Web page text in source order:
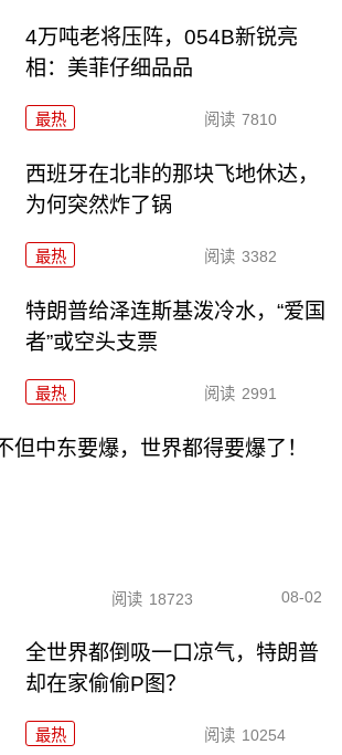
4万吨老将压阵，054B新锐亮
相：美菲仔细品品
最热 阅读 7810
西班牙在北非的那块飞地休达，
为何突然炸了锅
最热 阅读 3382
特朗普给泽连斯基泼冷水，“爱国
者”或空头支票
最热 阅读 2991
但中东要爆，世界都得要爆了！
阅读 18723 08-02
全世界都倒吸一口凉气，特朗普
却在家偷偷P图？
最热 阅读 10254